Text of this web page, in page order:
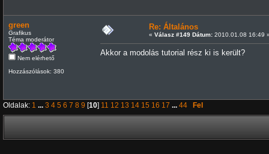
green
Grafikus
Téma moderátor
Nem elérhető
Hozzászólások: 380
Re: Általános
« Válasz #149 Dátum:2010.01.08 16:49
Akkor a modolás tutorial rész ki is került?
Oldalak: 1 ... 3 4 5 6 7 8 9 [10] 11 12 13 14 15 16 17 ... 44 Fel